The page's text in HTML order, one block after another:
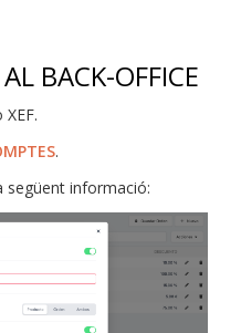
BACK-OFFICE
.
següent informació: